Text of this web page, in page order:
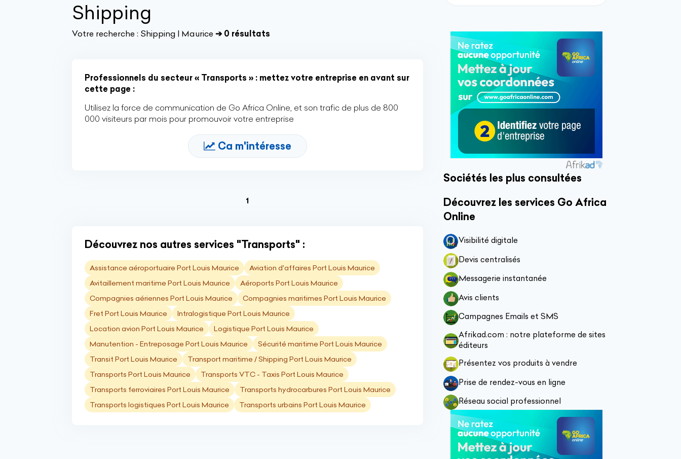
Shipping
Votre recherche : Shipping | Maurice ➔ 0 résultats
Professionnels du secteur « Transports » : mettez votre entreprise en avant sur
cette page :
Utilisez la force de communication de Go Africa Online, et son trafic de plus de 800
000 visiteurs par mois pour promouvoir votre entreprise
Ca m'intéresse
1(current)
Découvrez nos autres services "Transports" :
Assistance aéroportuaire Port Louis Maurice
Aviation d'affaires Port Louis Maurice
Avitaillement maritime Port Louis Maurice
Aéroports Port Louis Maurice
Compagnies aériennes Port Louis Maurice
Compagnies maritimes Port Louis Maurice
Fret Port Louis Maurice
Intralogistique Port Louis Maurice
Location avion Port Louis Maurice
Logistique Port Louis Maurice
Manutention - Entreposage Port Louis Maurice
Sécurité maritime Port Louis Maurice
Transit Port Louis Maurice
Transport maritime / Shipping Port Louis Maurice
Transports Port Louis Maurice
Transports VTC - Taxis Port Louis Maurice
Transports ferroviaires Port Louis Maurice
Transports hydrocarbures Port Louis Maurice
Transports logistiques Port Louis Maurice
Transports urbains Port Louis Maurice
Sociétés les plus consultées
Découvrez les services Go Africa
Online
Visibilité digitale
Devis centralisés
Messagerie instantanée
Avis clients
Campagnes Emails et SMS
Afrikad.com : notre plateforme de sites
éditeurs
Présentez vos produits à vendre
Prise de rendez-vous en ligne
Réseau social professionnel